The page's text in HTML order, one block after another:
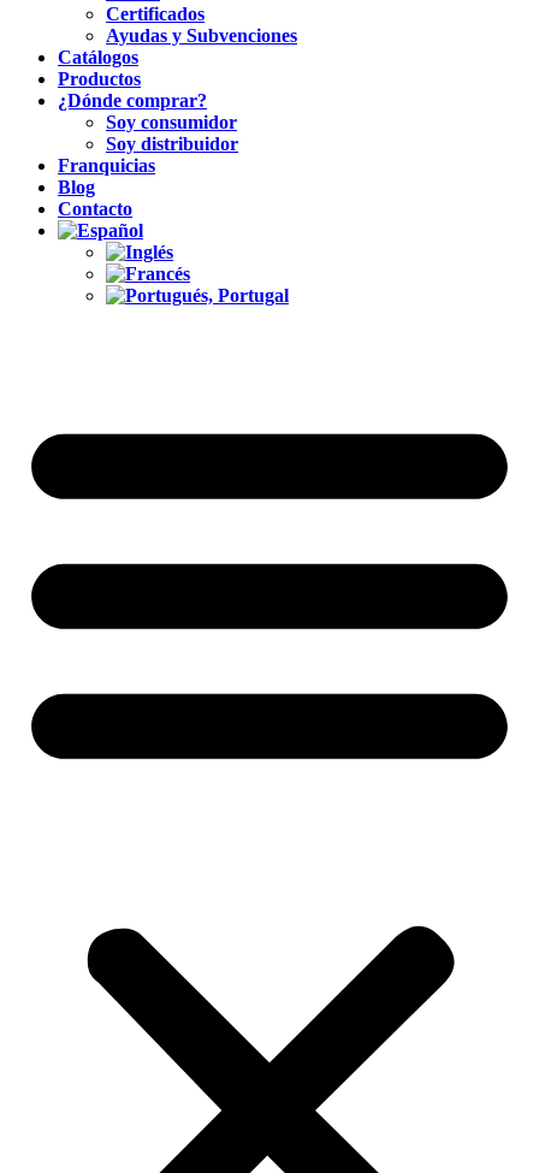
Certificados
Ayudas y Subvenciones
Catálogos
Productos
¿Dónde comprar?
Soy consumidor
Soy distribuidor
Franquicias
Blog
Contacto